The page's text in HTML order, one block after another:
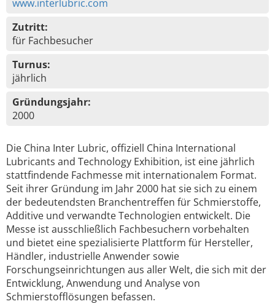
www.interlubric.com
Zutritt:
für Fachbesucher
Turnus:
jährlich
Gründungsjahr:
2000
Die China Inter Lubric, offiziell China International
Lubricants and Technology Exhibition, ist eine jährlich
stattfindende Fachmesse mit internationalem Format.
Seit ihrer Gründung im Jahr 2000 hat sie sich zu einem
der bedeutendsten Branchentreffen für Schmierstoffe,
Additive und verwandte Technologien entwickelt. Die
Messe ist ausschließlich Fachbesuchern vorbehalten
und bietet eine spezialisierte Plattform für Hersteller,
Händler, industrielle Anwender sowie
Forschungseinrichtungen aus aller Welt, die sich mit der
Entwicklung, Anwendung und Analyse von
Schmierstofflösungen befassen.